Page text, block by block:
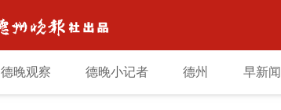
德晚观察 德晚小记者 德州 早新闻